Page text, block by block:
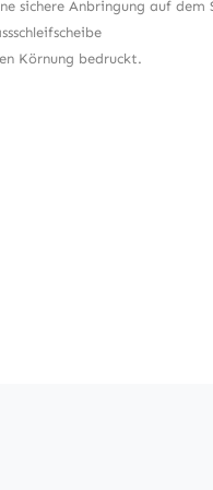
sichere Anbringung auf dem
Körnung bedruckt.